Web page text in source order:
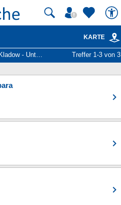
KARTE
und Personen Treffer 1-3 von 3